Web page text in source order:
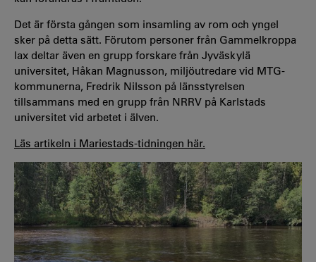
Det är första gången som insamling av rom och yngel
sker på detta sätt. Förutom personer från Gammelkroppa
lax deltar även en grupp forskare från Jyväskylä
universitet, Håkan Magnusson, miljöutredare vid MTG-
kommunerna, Fredrik Nilsson på länsstyrelsen
tillsammans med en grupp från NRRV på Karlstads
universitet vid arbetet i älven.
Läs artikeln i Mariestads-tidningen här.